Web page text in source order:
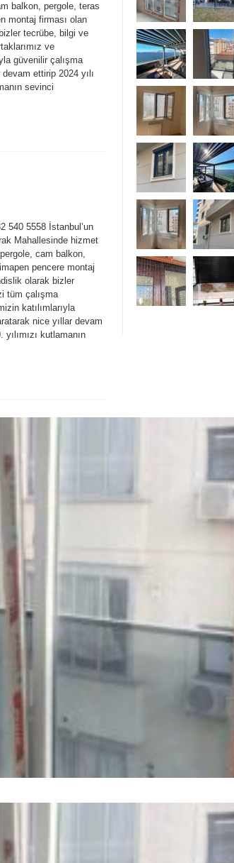
balkon, pergole, teras
montaj firması olan
tecrübe, bilgi ve
ve
güvenilir çalışma
ettirip 2024 yılı
sevinci
540 5558 İstanbul’un
Mahallesinde hizmet
cam balkon,
pencere montaj
olarak bizler
tüm çalışma
katılımlarıyla
nice yıllar devam
kutlamanın